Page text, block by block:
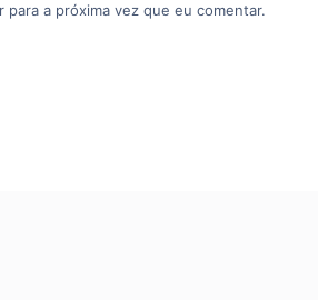
para a próxima vez que eu comentar.